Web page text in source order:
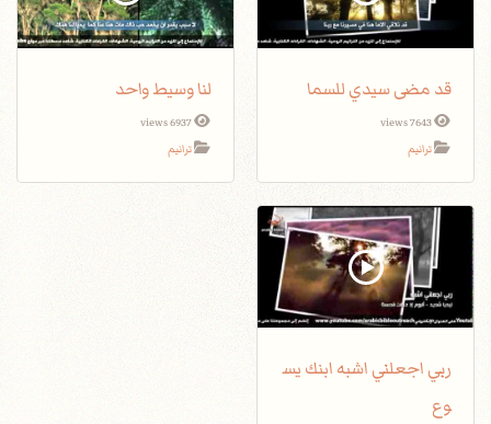
قد مضى سيدي للسما
7643 views
ترانيم
لنا وسيط واحد
6937 views
ترانيم
ربي اجعلني اشبه ابنك يس
وع